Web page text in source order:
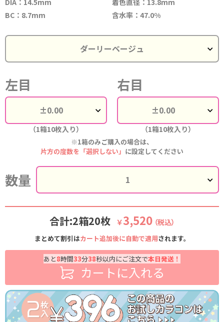
DIA：14.5mm
着色直径：13.8mm
BC：8.7mm
含水率：47.0%
左目
（1箱10枚入り）
右目
（1箱10枚入り）
※1箱のみご購入の場合は、
片方の度数を「選択しない」 に設定してください
数量
合計:2箱20枚 ￥3,520 （税込）
まとめて割引はカート追加後に自動で適用されます。
あと8時間33分37秒以内にご注文で本日発送！
カートに入れる